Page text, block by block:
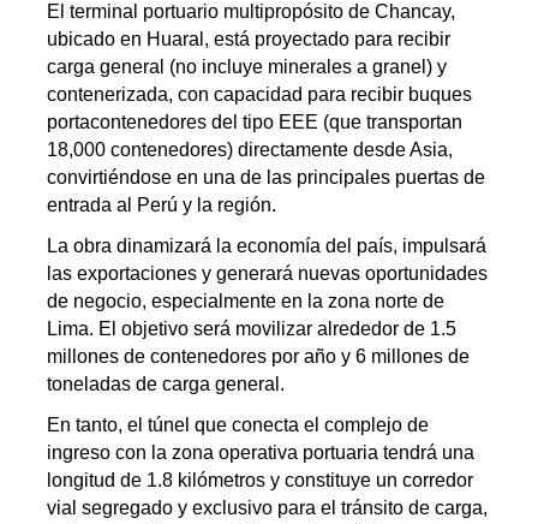
El terminal portuario multipropósito de Chancay,
ubicado en Huaral, está proyectado para recibir
carga general (no incluye minerales a granel) y
contenerizada, con capacidad para recibir buques
portacontenedores del tipo EEE (que transportan
18,000 contenedores) directamente desde Asia,
convirtiéndose en una de las principales puertas de
entrada al Perú y la región.
La obra dinamizará la economía del país, impulsará
las exportaciones y generará nuevas oportunidades
de negocio, especialmente en la zona norte de
Lima. El objetivo será movilizar alrededor de 1.5
millones de contenedores por año y 6 millones de
toneladas de carga general.
En tanto, el túnel que conecta el complejo de
ingreso con la zona operativa portuaria tendrá una
longitud de 1.8 kilómetros y constituye un corredor
vial segregado y exclusivo para el tránsito de carga,